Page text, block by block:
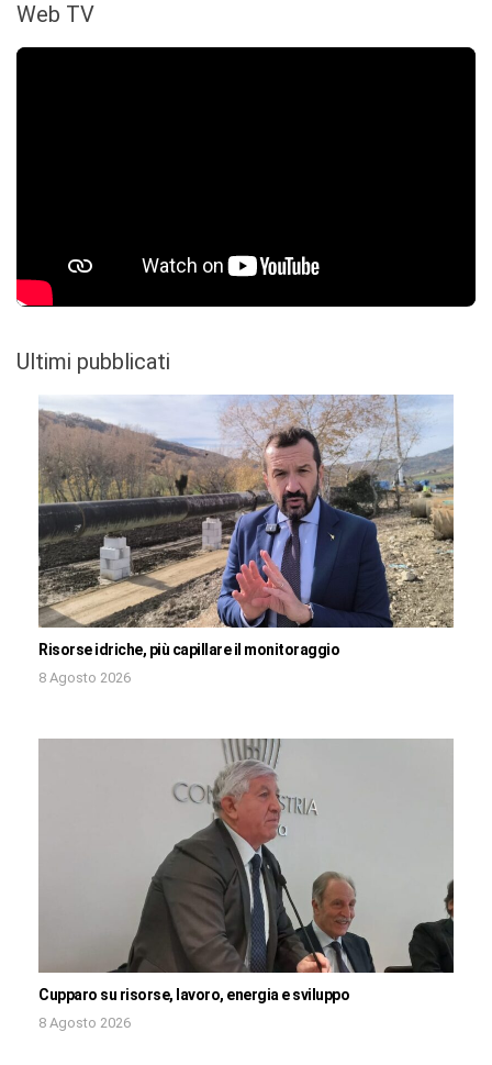
Web TV
Ultimi pubblicati
Risorse idriche, più capillare il monitoraggio
8 Agosto 2026
Cupparo su risorse, lavoro, energia e sviluppo
8 Agosto 2026